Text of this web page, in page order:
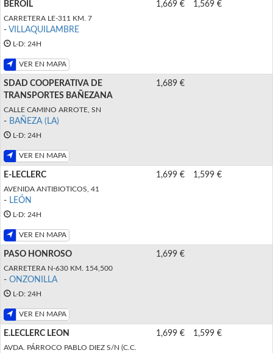
BEROIL
CARRETERA LE-311 KM. 7
- VILLAQUILAMBRE
L-D: 24H
VER EN MAPA
1,669 € 1,569 €
SDAD COOPERATIVA DE
TRANSPORTES BAÑEZANA
CALLE CAMINO ARROTE, SN
- BAÑEZA (LA)
L-D: 24H
VER EN MAPA
1,689 €
E-LECLERC
AVENIDA ANTIBIOTICOS, 41
- LEÓN
L-D: 24H
VER EN MAPA
1,699 € 1,599 €
PASO HONROSO
CARRETERA N-630 KM. 154,500
- ONZONILLA
L-D: 24H
VER EN MAPA
1,699 €
E.LECLERC LEON
AVDA. PÁRROCO PABLO DIEZ S/N (C.C.
1,699 € 1,599 €